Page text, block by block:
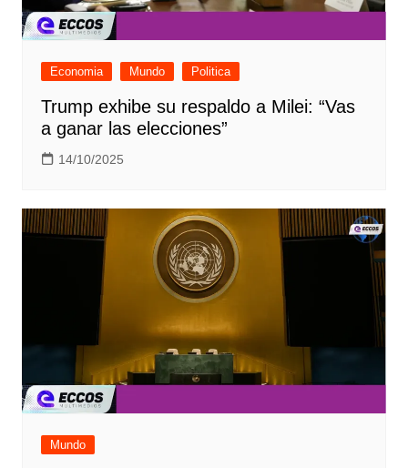
Economia Mundo Politica
Trump exhibe su respaldo a Milei: “Vas
a ganar las elecciones”
14/10/2025
Mundo